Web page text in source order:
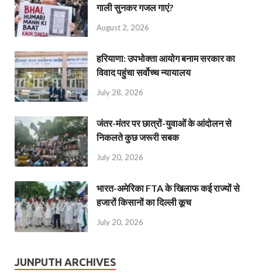
गाली सुनकर गजल गाएं?
August 2, 2026
हरियाणा: उपभोक्ता आयोग बनाम सरकार का
विवाद पहुंचा सर्वोच्च न्यायालय
July 28, 2026
जंतर-मंतर पर छात्रों-युवाओं के आंदोलन से
निकलते कुछ जरूरी सबक
July 20, 2026
भारत-अमेरिका FTA के खिलाफ कई राज्यों से
हजारों किसानों का दिल्ली कूच
July 20, 2026
JUNPUTH ARCHIVES